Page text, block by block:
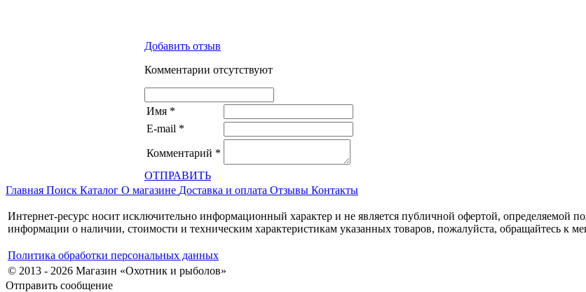
Добавить отзыв
Комментарии отсутствуют
Имя *
E-mail *
Комментарий *
ОТПРАВИТЬ
Главная Поиск Каталог О магазине Доставка и оплата Отзывы Контакты
Интернет-ресурс носит исключительно информационный характер и не является публичной офертой, определяемой
информации о наличии, стоимости и техническим характеристикам указанных товаров, пожалуйста, обращайтесь к
Политика обработки персональных данных
© 2013 - 2026 Магазин «Охотник и рыболов»
Отправить сообщение